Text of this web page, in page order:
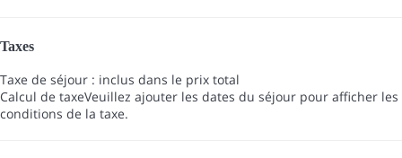
Taxes
Taxe de séjour : inclus dans le prix total
Calcul de taxeVeuillez ajouter les dates du séjour pour afficher les
conditions de la taxe.